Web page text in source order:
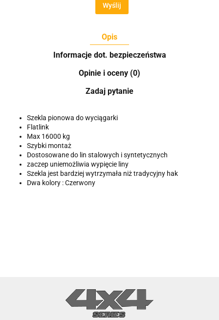
Wyślij
Opis
Informacje dot. bezpieczeństwa
Opinie i oceny (0)
Zadaj pytanie
Szekla pionowa do wyciągarki
Flatlink
Max 16000 kg
Szybki montaż
Dostosowane do lin stalowych i syntetycznych
zaczep uniemożliwia wypięcie liny
Szekla jest bardziej wytrzymała niż tradycyjny hak
Dwa kolory : Czerwony